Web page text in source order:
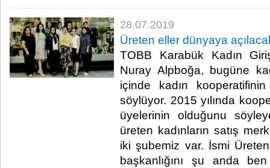
28.07.2019
Üreten eller dünyaya
TOBB Karabük Kadın
Nuray Alpboğa, bugüne
içinde kadın
söylüyor. 2015 yılında
üyelerinin olduğunu
üreten kadınların satış
iki şubemiz var. İsmi
başkanlığını şu anda